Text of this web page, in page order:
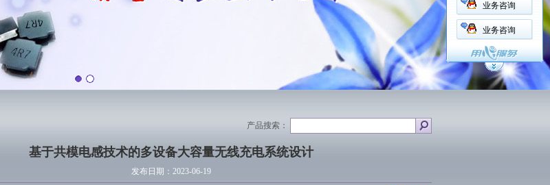
业务咨询
业务咨询
产品搜索：
基于共模电感技术的多设备大容量无线充电系统设计
发布日期：2023-06-19